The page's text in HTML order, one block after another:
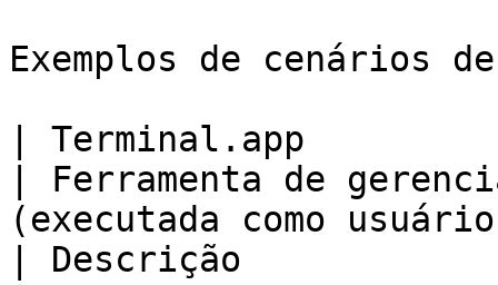
Exemplos de cenários
| Terminal.app
| Ferramenta de
(executada como
| Descrição